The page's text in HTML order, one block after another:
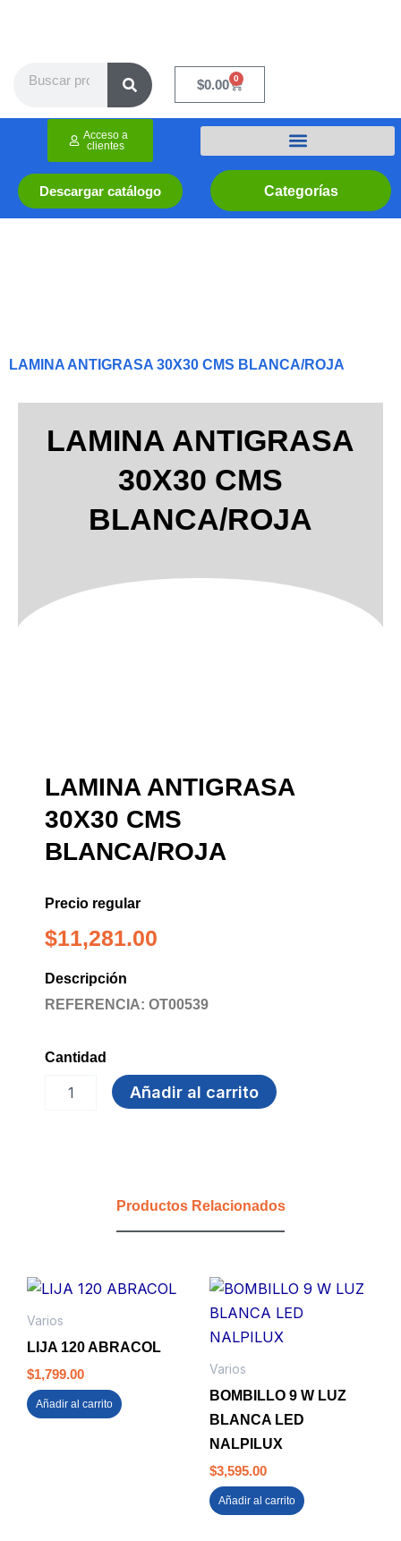
$0.00 0
Cart
Categorías
Descargar catálogo
Acceso a
clientes
LAMINA ANTIGRASA 30X30 CMS BLANCA/ROJA
LAMINA ANTIGRASA
30X30 CMS
BLANCA/ROJA
LAMINA ANTIGRASA
30X30 CMS
BLANCA/ROJA
Precio regular
$11,281.00
Descripción
REFERENCIA: OT00539
Cantidad
ANTIGRASA
Añadir al carrito
Productos Relacionados
Varios
LIJA 120 ABRACOL
$1,799.00
Añadir al carrito
Varios
BOMBILLO 9 W LUZ
BLANCA LED
NALPILUX
$3,595.00
Añadir al carrito